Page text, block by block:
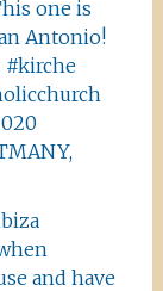
one is
Antonio!
#kirche
and have